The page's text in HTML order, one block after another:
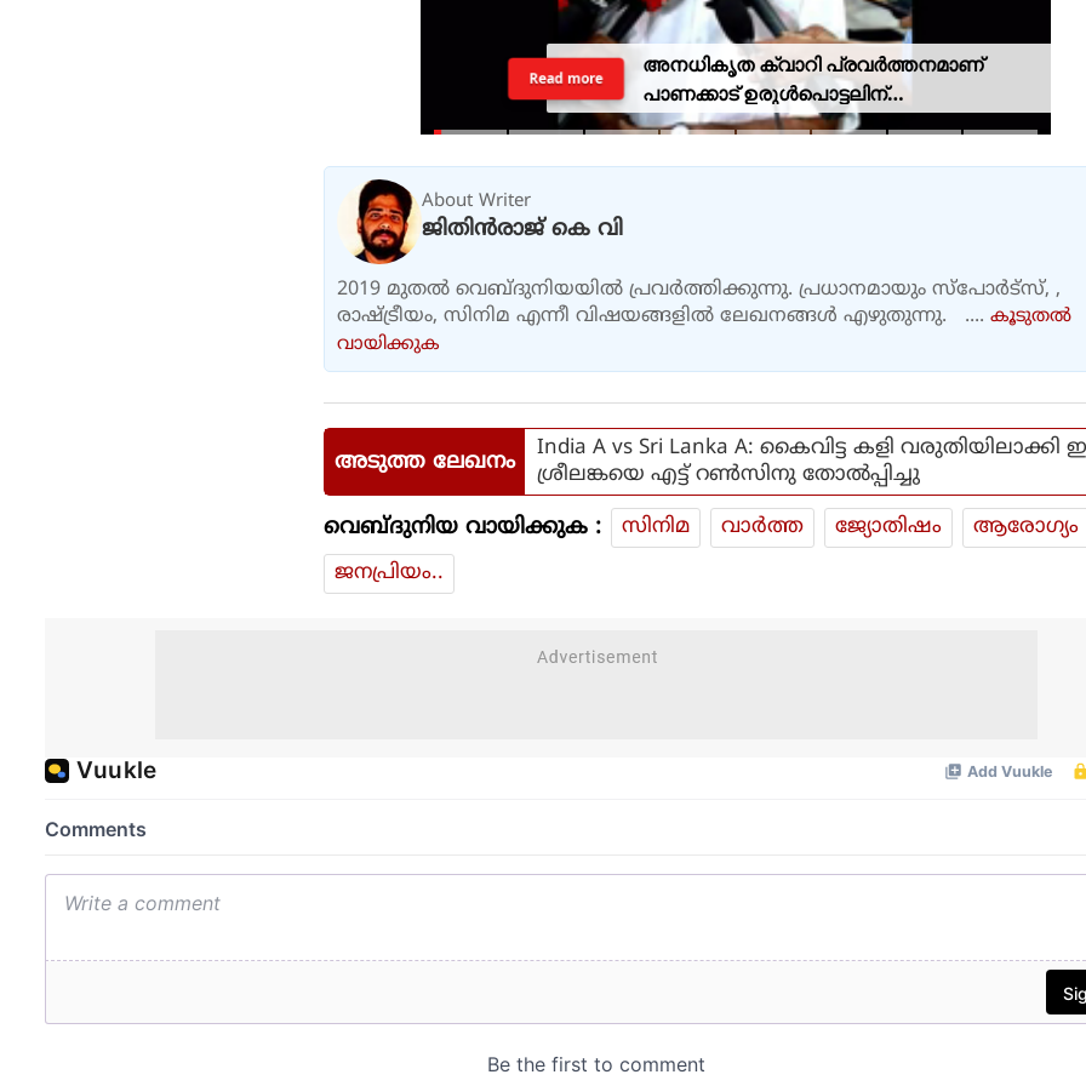
അനധികൃത ക്വാറി പ്രവര്‍ത്തനമാണ്
പാണക്കാട് ഉരുള്‍പൊട്ടലിന്
കാരണമായതെന്ന് മന്ത്രി പികെ
Read more
About Writer
ജിതിൻരാജ് കെ വി
2019 മുതൽ വെബ്ദുനിയയിൽ പ്രവർത്തിക്കുന്നു. പ്രധാനമായും സ്പോർട്സ്, ,
രാഷ്ട്രീയം, സിനിമ എന്നീ വിഷയങ്ങളിൽ ലേഖനങ്ങൾ എഴുതുന്നു. .... കൂടുതല്‍
വായിക്കുക
അടുത്ത ലേഖനം
India A vs Sri Lanka A: കൈവിട്ട കളി വരുതിയിലാക്കി
ശ്രീലങ്കയെ എട്ട് റൺസിനു തോൽപ്പിച്ചു
വെബ്ദുനിയ വായിക്കുക : സിനിമ വാര്‍ത്ത ജ്യോതിഷം
ആരോഗ്യം
ജനപ്രിയം..